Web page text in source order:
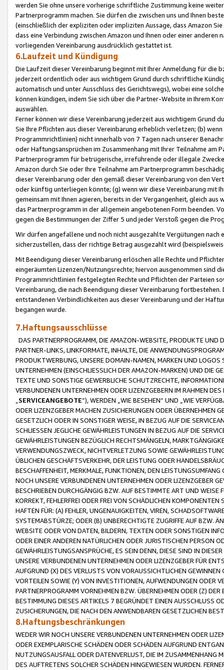
werden Sie ohne unsere vorherige schriftliche Zustimmung keine
Partnerprogramm machen. Sie dürfen die zwischen uns und Ihnen
(einschließlich der expliziten oder impliziten Aussage, dass Amazon
dass eine Verbindung zwischen Amazon und Ihnen oder einer
vorliegenden Vereinbarung ausdrücklich gestattet ist.
6.Laufzeit und Kündigung
Die Laufzeit dieser Vereinbarung beginnt mit Ihrer Anmeldung für die
jederzeit ordentlich oder aus wichtigem Grund durch schriftliche
automatisch und unter Ausschluss des Gerichtswegs), wobei eine
können kündigen, indem Sie sich über die Partner-Website in Ihrem
auswählen.
Ferner können wir diese Vereinbarung jederzeit aus wichtigem Grund
Sie Ihre Pflichten aus dieser Vereinbarung erheblich verletzen; (b)
Programmrichtlinien) nicht innerhalb von 7 Tagen nach unserer
oder Haftungsansprüchen im Zusammenhang mit Ihrer Teilnahme am
Partnerprogramm für betrügerische, irreführende oder illegale
Amazon durch Sie oder Ihre Teilnahme am Partnerprogramm
dieser Vereinbarung oder den gemäß dieser Vereinbarung von den
oder künftig unterliegen könnte; (g) wenn wir diese Vereinbarung mit
gemeinsam mit Ihnen agieren, bereits in der Vergangenheit, gleich
das Partnerprogramm in der allgemein angebotenen Form beenden.
gegen die Bestimmungen der Ziffer 5 und jeder Verstoß gegen die
Wir dürfen angefallene und noch nicht ausgezahlte Vergütungen
sicherzustellen, dass der richtige Betrag ausgezahlt wird
Mit Beendigung dieser Vereinbarung erlöschen alle Rechte und
eingeräumten Lizenzen/Nutzungsrechte; hiervon ausgenommen sind
Programmrichtlinien festgelegten Rechte und Pflichten der Parteien
Vereinbarung, die nach Beendigung dieser Vereinbarung
entstandenen Verbindlichkeiten aus dieser Vereinbarung und der
begangen wurde.
7.Haftungsausschlüsse
DAS PARTNERPROGRAMM, DIE AMAZON-WEBSITE, PRODUKTE UND
PARTNER-LINKS, LINKFORMATE, INHALTE, DIE
PRODUKTWERBUNG, UNSERE DOMAIN-NAMEN, MARKEN UND
UNTERNEHMEN (EINSCHLIESSLICH DER AMAZON-MARKEN) UND DIE
TEXTE UND SONSTIGE GEWERBLICHE SCHUTZRECHTE,
VERBUNDENEN UNTERNEHMEN ODER LIZENZGEBERN IM RAHMEN
SERVICEANGEBOTE“), WERDEN „WIE BESEHEN“ UND „WIE
ODER LIZENZGEBER MACHEN ZUSICHERUNGEN ODER ÜBERNEHMEN
GESETZLICH ODER IN SONSTIGER WEISE, IN BEZUG AUF DIE
SCHLIESSEN JEGLICHE GEWÄHRLEISTUNGEN IN BEZUG AUF DIE
GEWÄHRLEISTUNGEN BEZÜGLICH RECHTSMÄNGELN,
VERWENDUNGSZWECK, NICHTVERLETZUNG SOWIE
ÜBLICHEN GESCHÄFTSVERKEHR, DER LEISTUNG ODER
BESCHAFFENHEIT, MERKMALE, FUNKTIONEN, DEN
NOCH UNSERE VERBUNDENEN UNTERNEHMEN ODER LIZENZGEBER
BESCHRIEBEN DURCHGÄNGIG BZW. AUF BESTIMMTE ART UND
KORREKT, FEHLERFREI ODER FREI VON SCHÄDLICHEN
HAFTEN FÜR: (A) FEHLER, UNGENAUIGKEITEN, VIREN,
SYSTEMABSTÜRZE; ODER (B) UNBERECHTIGTE ZUGRIFFE AUF BZW.
WEBSITE ODER VON DATEN, BILDERN, TEXTEN ODER SONSTIGEN
ODER EINER ANDEREN NATÜRLICHEN ODER JURISTISCHEN PERSON
GEWÄHRLEISTUNGSANSPRÜCHE, ES SEIN DENN, DIESE SIND IN
UNSERE VERBUNDENEN UNTERNEHMEN ODER LIZENZGEBER FÜR
AUFGRUND (X) DES VERLUSTS VON VORAUSSICHTLICHEN
VORTEILEN SOWIE (Y) VON INVESTITIONEN, AUFWENDUNGEN ODER
PARTNERPROGRAMM VORNEHMEN BZW. ÜBERNEHMEN ODER (Z)
BESTIMMUNG DIESES ARTIKELS 7 BEGRÜNDET EINEN AUSSCHLUSS
ZUSICHERUNGEN, DIE NACH DEN ANWENDBAREN GESETZLICHEN
8.Haftungsbeschränkungen
WEDER WIR NOCH UNSERE VERBUNDENEN UNTERNEHMEN ODER
ODER EXEMPLARISCHE SCHÄDEN ODER SCHÄDEN AUFGRUND
NUTZUNGSAUSFALL ODER DATENVERLUST, DIE IM ZUSAMMENHANG
DES AUFTRETENS SOLCHER SCHÄDEN HINGEWIESEN WURDEN.